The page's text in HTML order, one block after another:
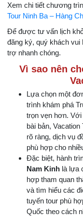
Xem chi tiết chương
Tour Ninh Ba – Hàng
Để được tư vấn lịch
đăng ký, quý khách vui
trợ nhanh chóng.
Vì sao nên
Lựa chọn một
trình khám phá
trọn vẹn hơn.
bài bản,
rõ ràng, dịch vụ
phù hợp cho
Đặc biệt, hành
Nam Kinh là lựa
hợp tham quan
và tìm hiểu các
tuyến tour phù
Quốc theo cách